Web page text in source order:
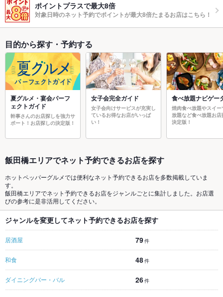
ポイントプラスで最大8倍
対象日時のネット予約でポイントが最大8倍たまるお店はこちら！
目的から探す・予約する
夏グルメ・宴会パーフ
ェクトガイド
幹事さんのお店探しを強力サ
ポート！お店探しの決定版！
女子会完全ガイド
女子会向けサービスが充実し
ているお得なお店がいっぱ
い！
食べ放題ナビゲー
焼肉食べ放題やスイー
放題など食べ放題お店
決定版！
飯田橋エリアでネット予約できるお店を探す
ホットペッパーグルメでは便利なネット予約できるお店を多数掲載していま
す。
飯田橋エリアでネット予約できるお店をジャンルごとに集計しました。お店選
びの参考に是非活用してください。
ジャンルを変更してネット予約できるお店を探す
居酒屋 79件
和食 48件
ダイニングバー・バル 26件